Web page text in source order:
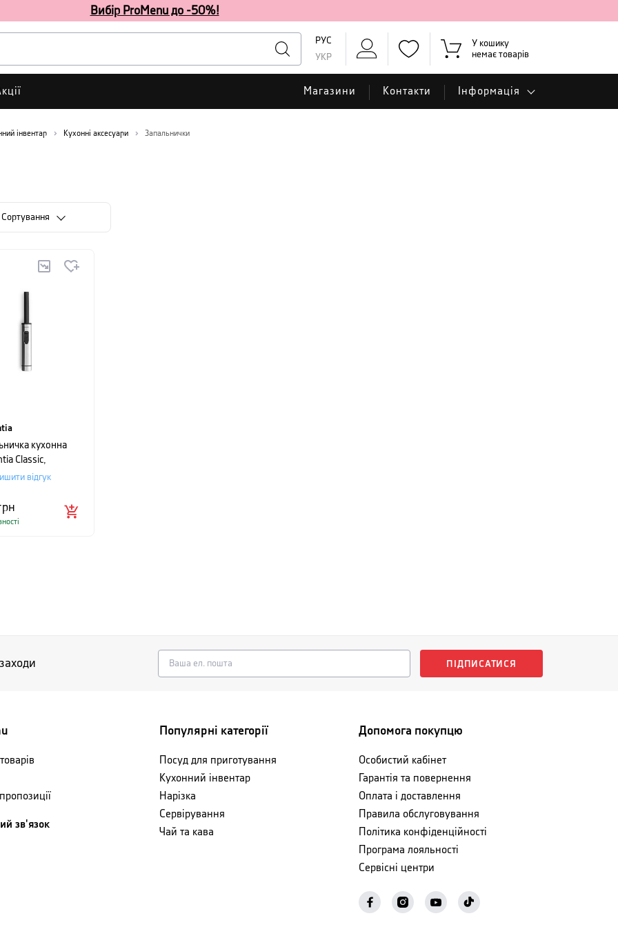
Вибір ProMenu до -50%!
РУС
УКР
У кошику
немає товарів
Магазини Контакти Інформація
інвентар Кухонні аксесуари Запальнички
Сортування
кухонна
Classic,
см, сріблястий
відгук
ПІДПИСАТИСЯ
зв'язок
Популярні категорії
Посуд для приготування
Кухонний інвентар
Нарізка
Сервірування
Чай та кава
Допомога покупцю
Особистий кабінет
Гарантія та повернення
Оплата і доставлення
Правила обслуговування
Політика конфіденційності
Програма лояльності
Сервісні центри